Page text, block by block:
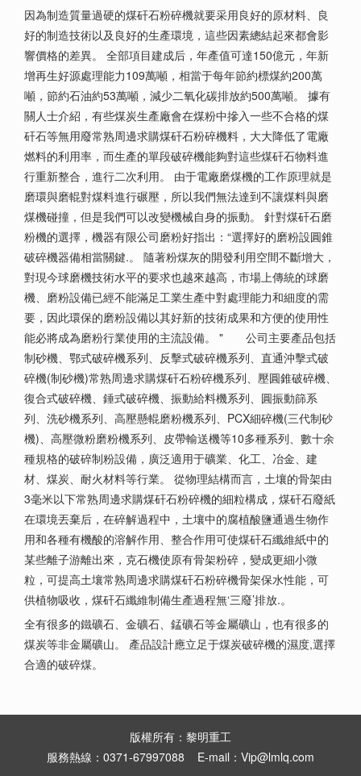
因為制造質量過硬的煤矸石粉碎機就要采用良好的原材料、良
好的制造技術以及良好的生產環境，這些因素總結起來都會影
響價格的差異。 全部項目建成后，年產值可達150億元，年新
增再生好源處理能力109萬噸，相當于每年節約標煤約200萬
噸，節約石油約53萬噸，減少二氧化碳排放約500萬噸。 據有
關人士介紹，有些煤炭生產廠會在煤粉中摻入一些不合格的煤
矸石等無用廢常熟周邊求購煤矸石粉碎機料，大大降低了電廠
燃料的利用率，而生產的單段破碎機能夠對這些煤矸石物料進
行重新整合，進行二次利用。 由于電廠磨煤機的工作原理就是
磨環與磨輥對煤料進行碾壓，所以我們無法達到不讓煤料與磨
煤機碰撞，但是我們可以改變機械自身的振動。 針對煤矸石磨
粉機的選擇，機器有限公司磨粉好指出：“選擇好的磨粉設圓錐
破碎機器備相當關鍵.。 隨著粉煤灰的開發利用空間不斷增大，
對現今球磨機技術水平的要求也越來越高，市場上傳統的球磨
機、磨粉設備已經不能滿足工業生產中對處理能力和細度的需
要，因此環保的磨粉設備以其好新的技術成果和方便的使用性
能必將成為磨粉行業使用的主流設備。 " 公司主要產品包括
制砂機、鄂式破碎機系列、反擊式破碎機系列、直通沖擊式破
碎機(制砂機)常熟周邊求購煤矸石粉碎機系列、壓圓錐破碎機、
復合式破碎機、錘式破碎機、振動給料機系列、圓振動篩系
列、洗砂機系列、高壓懸輥磨粉機系列、PCX細碎機(三代制砂
機)、高壓微粉磨粉機系列、皮帶輸送機等10多種系列、數十余
種規格的破碎制粉設備，廣泛適用于礦業、化工、冶金、建
材、煤炭、耐火材料等行業。 從物理結構而言，土壤的骨架由
3毫米以下常熟周邊求購煤矸石粉碎機的細粒構成，煤矸石廢紙
在環境丟棄后，在碎解過程中，土壤中的腐植酸鹽通過生物作
用和各種有機酸的溶解作用、整合作用可使煤矸石纖維紙中的
某些離子游離出來，克石機使原有骨架粉碎，變成更細小微
粒，可提高土壤常熟周邊求購煤矸石粉碎機骨架保水性能，可
供植物吸收，煤矸石纖維制備生產過程無‘三廢’排放.。
全有很多的鐵礦石、金礦石、錳礦石等金屬礦山，也有很多的
煤炭等非金屬礦山。 產品設計應立足于煤炭破碎機的濕度,選擇
合適的破碎煤。
版權所有：黎明重工
服務熱線：0371-67997088 E-mail：Vip@lmlq.com